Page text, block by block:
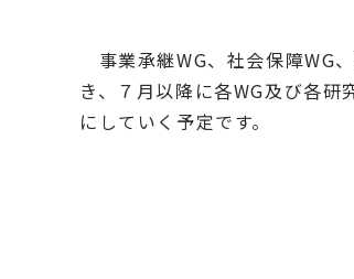
事業承継WG、社会保障WG
き、７月以降に各WG及び各
にしていく予定です。